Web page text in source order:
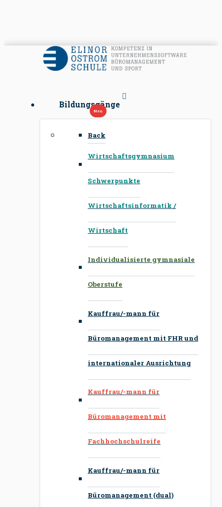
Bildungsgänge
Back
Wirtschaftsgymnasium
Schwerpunkte
Wirtschaftsinformatik /
Wirtschaft
Individualisierte gymnasiale
Oberstufe
Kauffrau/-mann für
Büromanagement mit FHR und
internationaler Ausrichtung
Kauffrau/-mann für
Büromanagement mit
Fachhochschulreife
Kauffrau/-mann für
Büromanagement (dual)